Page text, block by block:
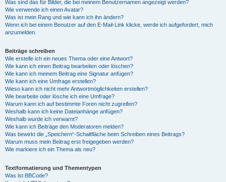
Was sind das für Bilder, die bei meinem Benutzernamen angezeigt werden?
Wie verwende ich einen Avatar?
Was ist mein Rang und wie kann ich ihn ändern?
Wenn ich bei einem Benutzer auf den E-Mail-Link klicke, werde ich aufgefordert, mich
anzumelden.
Beiträge schreiben
Wie erstelle ich ein neues Thema oder eine Antwort?
Wie kann ich einen Beitrag bearbeiten oder löschen?
Wie kann ich meinem Beitrag eine Signatur anfügen?
Wie kann ich eine Umfrage erstellen?
Wieso kann ich nicht mehr Antwortmöglichkeiten erstellen?
Wie bearbeite oder lösche ich eine Umfrage?
Warum kann ich auf bestimmte Foren nicht zugreifen?
Weshalb kann ich keine Dateianhänge anfügen?
Weshalb wurde ich verwarnt?
Wie kann ich Beiträge den Moderatoren melden?
Was bewirkt die „Speichern“-Schaltfläche beim Schreiben eines Beitrags?
Warum muss mein Beitrag erst freigegeben werden?
Wie markiere ich ein Thema als neu?
Textformatierung und Thementypen
Was ist BBCode?